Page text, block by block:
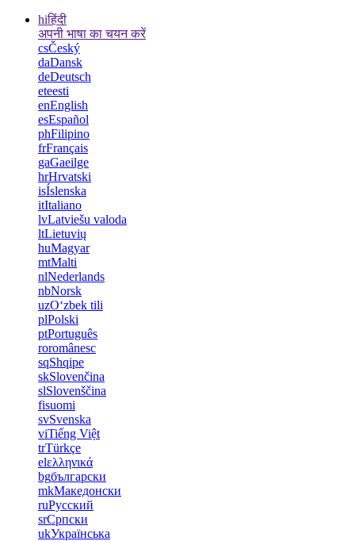
hiहिंदी
अपनी भाषा का चयन करें
csČeský
daDansk
deDeutsch
eteesti
enEnglish
esEspañol
phFilipino
frFrançais
gaGaeilge
hrHrvatski
isÍslenska
itItaliano
lvLatviešu valoda
ltLietuvių
huMagyar
mtMalti
nlNederlands
nbNorsk
uzOʻzbek tili
plPolski
ptPortuguês
roromânesc
sqShqipe
skSlovenčina
slSlovenščina
fisuomi
svSvenska
viTiếng Việt
trTürkçe
elελληνικά
bgбългарски
mkМакедонски
ruРусский
srСрпски
ukУкраїнська